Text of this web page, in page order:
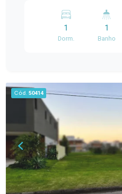
espaço, acabamentos
iluminação natural,
aconchegante e funcional.
investir, em uma região
acesso a serviços,
estratégica Design
para moradia ou investimento
1
Dorm.
1
Banho
Cód. 50414